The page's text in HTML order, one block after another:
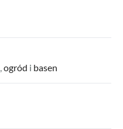
ogród i basen